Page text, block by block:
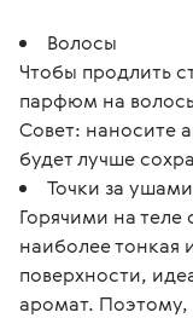
Волосы
Чтобы продлить
парфюм на
Совет: наносите
будет лучше
Точки за ушами
Горячими на теле
наиболее тонкая
поверхности,
аромат. Поэтому,